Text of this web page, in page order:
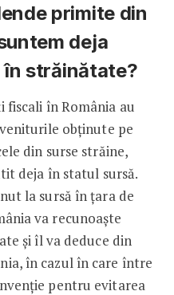
primite din
deja
în străinătate?
fiscali în România au
obținute pe
din surse străine,
deja în statul sursă.
la sursă în țara de
va recunoaște
și îl va deduce din
în cazul în care între
pentru evitarea